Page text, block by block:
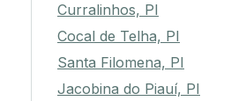
Curralinhos, PI
Cocal de Telha, PI
Santa Filomena, PI
Jacobina do Piauí, PI